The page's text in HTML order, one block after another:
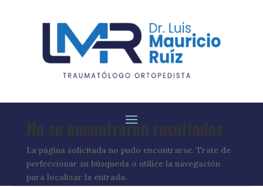
No se encontraron resultados
La página solicitada no pudo encontrarse. Trate de
perfeccionar su búsqueda o utilice la navegación
para localizar la entrada.